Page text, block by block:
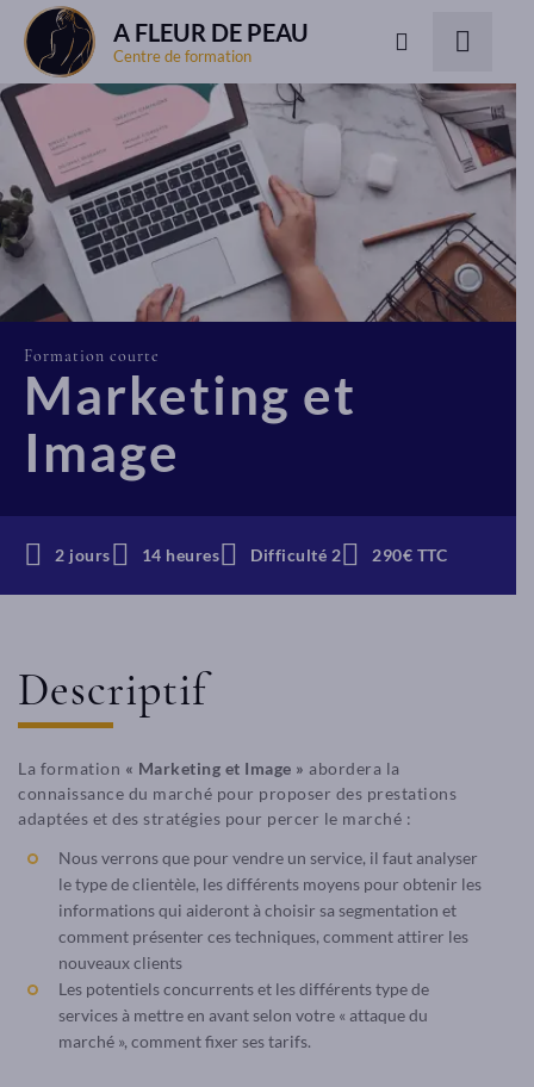
A FLEUR DE PEAU
Centre de formation
Formation courte
Marketing et
Image
2 jours 14 heures Difficulté 2 290€ TTC
Descriptif
La formation « Marketing et Image » abordera la
connaissance du marché pour proposer des prestations
adaptées et des stratégies pour percer le marché :
Nous verrons que pour vendre un service, il faut analyser
le type de clientèle, les différents moyens pour obtenir les
informations qui aideront à choisir sa segmentation et
comment présenter ces techniques, comment attirer les
nouveaux clients
Les potentiels concurrents et les différents type de
services à mettre en avant selon votre « attaque du
marché », comment fixer ses tarifs.